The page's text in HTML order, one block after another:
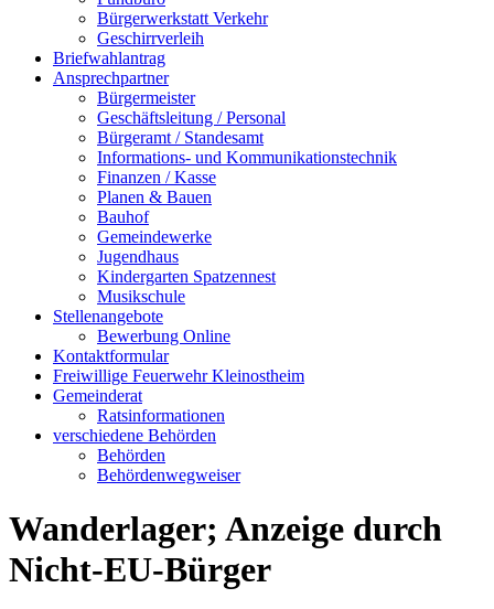
Bürgerwerkstatt Verkehr
Geschirrverleih
Briefwahlantrag
Ansprechpartner
Bürgermeister
Geschäftsleitung / Personal
Bürgeramt / Standesamt
Informations- und Kommunikationstechnik
Finanzen / Kasse
Planen & Bauen
Bauhof
Gemeindewerke
Jugendhaus
Kindergarten Spatzennest
Musikschule
Stellenangebote
Bewerbung Online
Kontaktformular
Freiwillige Feuerwehr Kleinostheim
Gemeinderat
Ratsinformationen
verschiedene Behörden
Behörden
Behördenwegweiser
Wanderlager; Anzeige durch
Nicht-EU-Bürger